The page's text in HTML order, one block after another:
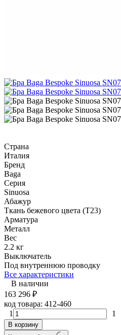
Страна
Италия
Бренд
Baga
Серия
Sinuosa
Абажур
Ткань бежевого цвета (T23)
Арматура
Металл
Вес
2.2 кг
Выключатель
Под внутреннюю проводку
Все характеристики
В наличии
163 296 ₽
код товара: 412-460
1
1
В корзину